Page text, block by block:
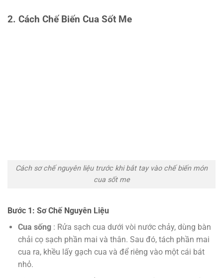
2. Cách Chế Biến Cua Sốt Me
Cách sơ chế nguyên liệu trước khi bắt tay vào chế biến món
cua sốt me
Bước 1: Sơ Chế Nguyên Liệu
Cua sống : Rửa sạch cua dưới vòi nước chảy, dùng bàn
chải cọ sạch phần mai và thân. Sau đó, tách phần mai
cua ra, khều lấy gạch cua và để riêng vào một cái bát
nhỏ.